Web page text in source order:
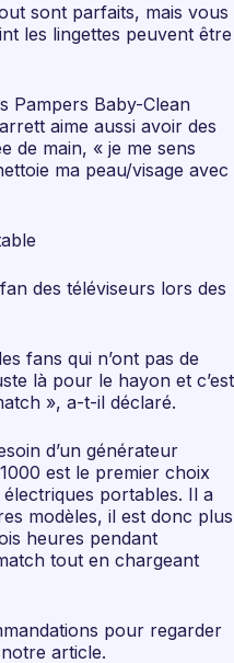
sont parfaits, mais vous
les lingettes peuvent être
Pampers Baby-Clean
aime aussi avoir des
de main, « je me sens
ma peau/visage avec
des téléviseurs lors des
fans qui n’ont pas de
là pour le hayon et c’est
», a-t-il déclaré.
d’un générateur
est le premier choix
portables. Il a
modèles, il est donc plus
heures pendant
tout en chargeant
pour regarder
article.